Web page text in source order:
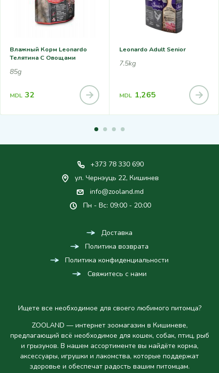
Влажный Корм Leonardo
Телятина С Овощами
85g
MDL 32
Leonardo Adult Senior
7.5kg
MDL 1,265
+373 78 330 690
ул. Чернэуць 22, Кишинев
info@zooland.md
Пн - Вс: 09:00 - 20:00
Доставка
Политика возврата
Политика конфиденциальности
Свяжитесь с нами
Ищете все необходимое для своего любимого питомца?
ZOOLAND — интернет зоомагазин в Кишиневе,
предлагающий всё необходимое для кошек, собак, птиц, рыб
и грызунов. В нашем ассортименте вы найдёте корма,
аксессуары, игрушки и лакомства, которые поддержат
здоровье и обеспечат радость вашим питомцам.